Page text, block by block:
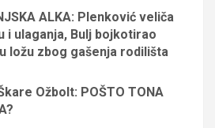
ALKA: Plenković veliča
i ulaganja, Bulj bojkotirao
ložu zbog gašenja rodilišta
Ožbolt: POŠTO TONA